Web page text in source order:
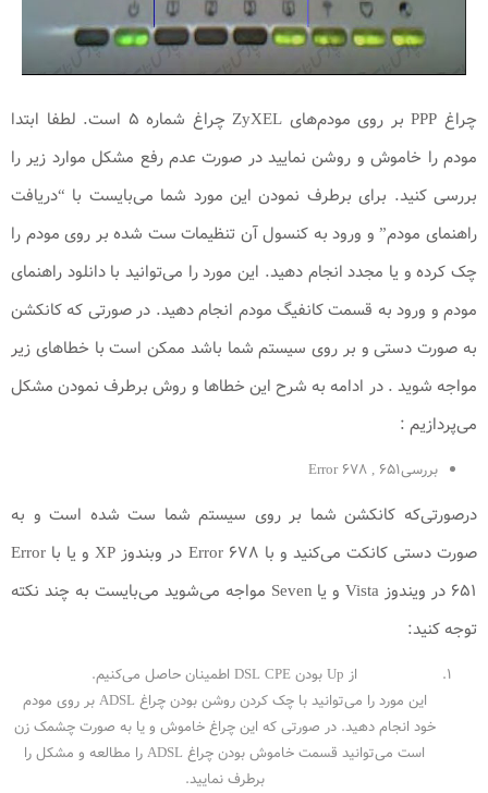
چراغ PPP بر روی مودم‌های ZyXEL چراغ شماره ۵ است. لطفا ابتدا
مودم را خاموش و روشن نمایید در صورت عدم رفع مشکل موارد زیر را
بررسی کنید. برای برطرف نمودن این مورد شما می‌بایست با “دریافت
راهنمای مودم” و ورود به کنسول آن تنظیمات ست شده بر روی مودم را
چک کرده و یا مجدد انجام دهید. این مورد را می‌توانید با دانلود راهنمای
مودم و ورود به قسمت کانفیگ مودم انجام دهید. در صورتی که کانکشن
به صورت دستی و بر روی سیستم شما ‌باشد ممکن است با خطاهای زیر
مواجه شوید . در ادامه به شرح این خطا‌ها و روش برطرف نمودن مشکل
می‌پردازیم :
بررسیError 678 , 651
درصورتی‌که کانکشن شما بر روی سیستم شما ست شده است و به
صورت دستی کانکت می‌کنید و با Error 678 در وبندوز XP و یا با Error
651 در ویندوز Vista و یا Seven مواجه می‌شوید می‌بایست به چند نکته
توجه کنید:
از Up بودن DSL CPE اطمینان حاصل می‌کنیم.
این مورد را می‌توانید با چک کردن روشن بودن چراغ ADSL بر روی مودم
خود انجام دهید. در صورتی که این چراغ خاموش و یا به صورت چشمک زن
است می‌توانید قسمت خاموش بودن چراغ ADSL را مطالعه و مشکل را
برطرف نمایید.